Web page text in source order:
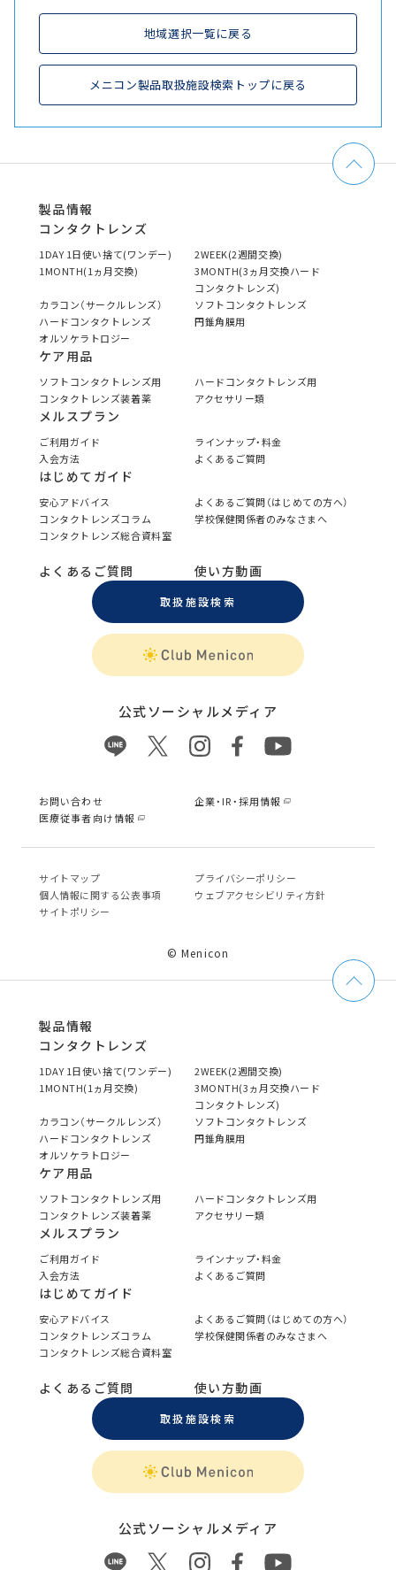
地域選択一覧に戻る
メニコン製品取扱施設検索トップに戻る
製品情報
コンタクトレンズ
1DAY 1日使い捨て(ワンデー)
2WEEK(2週間交換)
1MONTH(1ヵ月交換)
3MONTH(3ヵ月交換ハード
コンタクトレンズ)
カラコン（サークルレンズ）
ソフトコンタクトレンズ
ハードコンタクトレンズ
円錐角膜用
オルソケラトロジー
ケア用品
ソフトコンタクトレンズ用
ハードコンタクトレンズ用
コンタクトレンズ装着薬
アクセサリー類
メルスプラン
ご利用ガイド
ラインナップ・料金
入会方法
よくあるご質問
はじめてガイド
安心アドバイス
よくあるご質問（はじめての方へ）
コンタクトレンズコラム
学校保健関係者のみなさまへ
コンタクトレンズ総合資料室
よくあるご質問 使い方動画
取扱施設検索
公式ソーシャルメディア
お問い合わせ
企業・IR・採用情報
医療従事者向け情報
サイトマップ
プライバシーポリシー
個⼈情報に関する公表事項
ウェブアクセシビリティ方針
サイトポリシー
© Menicon
製品情報
コンタクトレンズ
1DAY 1日使い捨て(ワンデー)
2WEEK(2週間交換)
1MONTH(1ヵ月交換)
3MONTH(3ヵ月交換ハード
コンタクトレンズ)
カラコン（サークルレンズ）
ソフトコンタクトレンズ
ハードコンタクトレンズ
円錐角膜用
オルソケラトロジー
ケア用品
ソフトコンタクトレンズ用
ハードコンタクトレンズ用
コンタクトレンズ装着薬
アクセサリー類
メルスプラン
ご利用ガイド
ラインナップ・料金
入会方法
よくあるご質問
はじめてガイド
安心アドバイス
よくあるご質問（はじめての方へ）
コンタクトレンズコラム
学校保健関係者のみなさまへ
コンタクトレンズ総合資料室
よくあるご質問 使い方動画
取扱施設検索
公式ソーシャルメディア